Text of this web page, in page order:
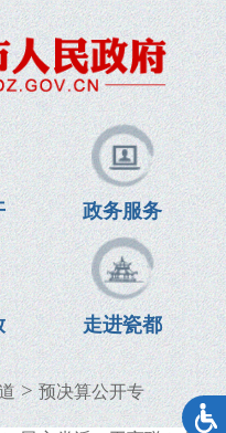
政务服务
走进瓷都
>预决算公开专